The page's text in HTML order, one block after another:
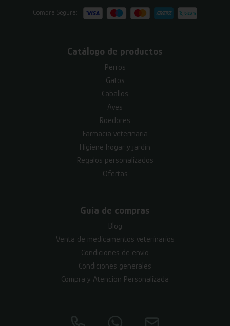
Compra Segura:
Catálogo de productos
Perros
Gatos
Caballos
Aves
Roedores
Farmacia veterinaria
Higiene hogar y jardín
Regalos personalizados
Ofertas
Guía de compras
Blog
Venta de medicamentos veterinarios
Condiciones de envío
Condiciones generales
Compra y Atención Personalizada